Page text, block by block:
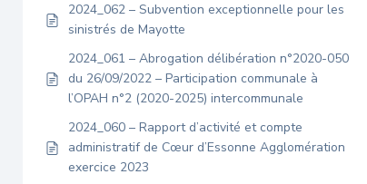
2024_062 – Subvention exceptionnelle pour les
sinistrés de Mayotte
2024_061 – Abrogation délibération n°2020-050
du 26/09/2022 – Participation communale à
l’OPAH n°2 (2020-2025) intercommunale
2024_060 – Rapport d’activité et compte
administratif de Cœur d’Essonne Agglomération
exercice 2023